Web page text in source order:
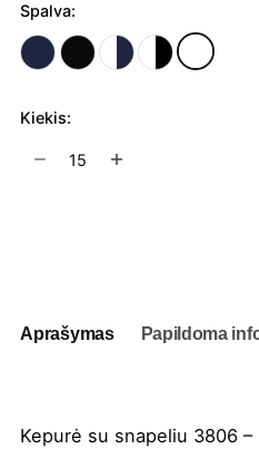
Spalva:
Kiekis:
produkto
Aprašymas Papildoma
Kepurė su snapeliu 3806 –